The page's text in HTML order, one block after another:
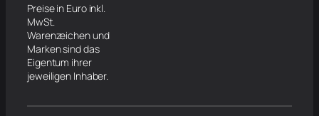
Preise in Euro inkl.
MwSt.
Warenzeichen und
Marken sind das
Eigentum ihrer
jeweiligen Inhaber.